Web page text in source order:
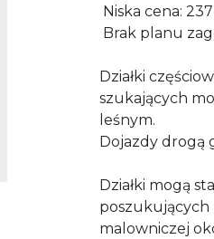
Niska cena:
Brak planu
Działki
szukających
leśnym.
Dojazdy drogą
Działki mogą
poszukujących
malowniczej